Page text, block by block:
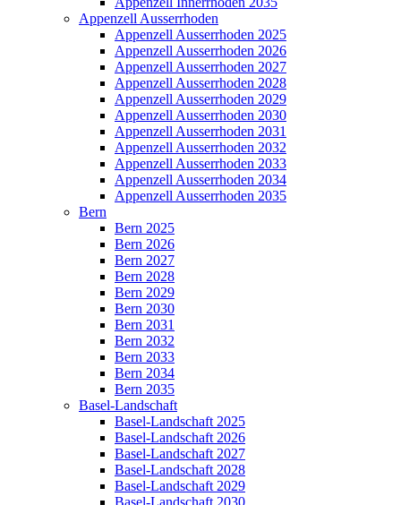
Appenzell Ausserrhoden
Appenzell Ausserrhoden 2025
Appenzell Ausserrhoden 2026
Appenzell Ausserrhoden 2027
Appenzell Ausserrhoden 2028
Appenzell Ausserrhoden 2029
Appenzell Ausserrhoden 2030
Appenzell Ausserrhoden 2031
Appenzell Ausserrhoden 2032
Appenzell Ausserrhoden 2033
Appenzell Ausserrhoden 2034
Appenzell Ausserrhoden 2035
Bern
Bern 2025
Bern 2026
Bern 2027
Bern 2028
Bern 2029
Bern 2030
Bern 2031
Bern 2032
Bern 2033
Bern 2034
Bern 2035
Basel-Landschaft
Basel-Landschaft 2025
Basel-Landschaft 2026
Basel-Landschaft 2027
Basel-Landschaft 2028
Basel-Landschaft 2029
Basel-Landschaft 2030